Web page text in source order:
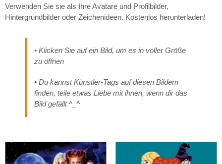
Verwenden Sie sie als Ihre Avatare und Profilbilder,
Hintergrundbilder oder Zeichenideen. Kostenlos herunterladen!
• Klicken Sie auf ein Bild, um es in voller Größe
zu öffnen
• Du kannst Künstler-Tags auf diesen Bildern
finden, teile etwas Liebe mit ihnen, wenn dir das
Bild gefällt ^_^